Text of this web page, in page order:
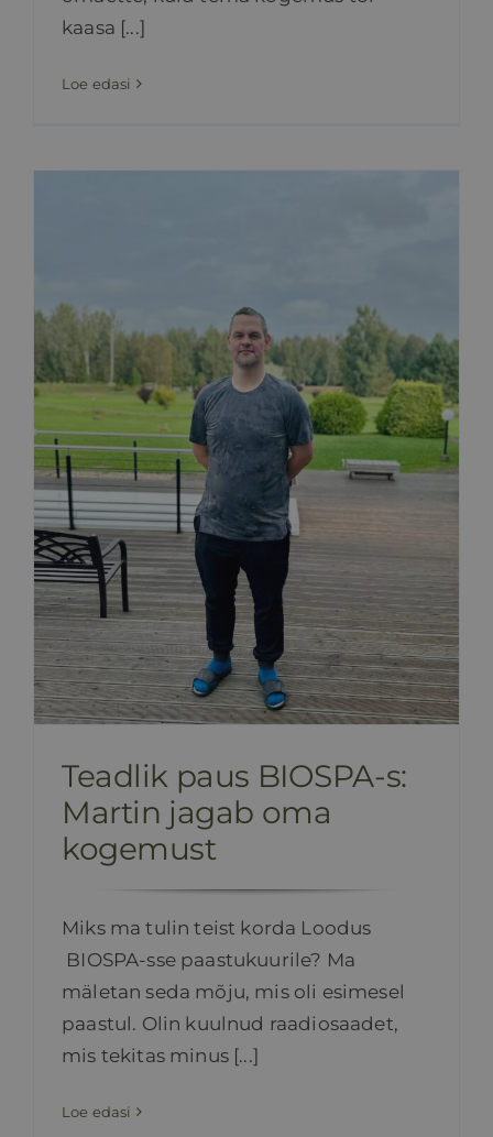
kaasa [...]
Loe edasi
Teadlik paus BIOSPA-s:
Martin jagab oma
kogemust
Miks ma tulin teist korda Loodus
BIOSPA-sse paastukuurile? Ma
mäletan seda mõju, mis oli esimesel
paastul. Olin kuulnud raadiosaadet,
mis tekitas minus [...]
Loe edasi